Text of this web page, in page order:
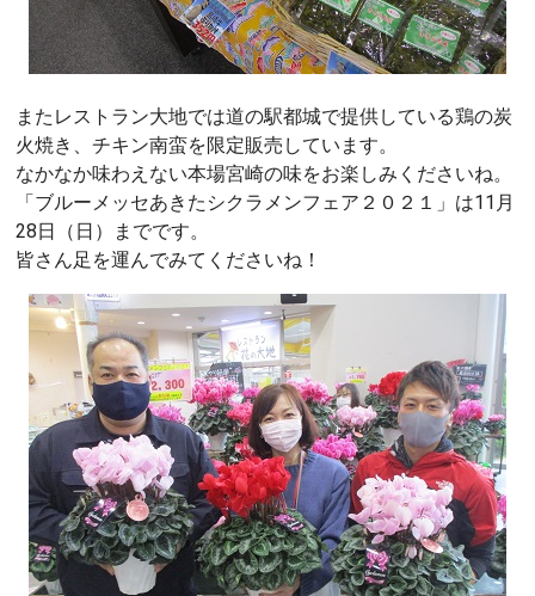
またレストラン大地では道の駅都城で提供している鶏の炭
火焼き、チキン南蛮を限定販売しています。
なかなか味わえない本場宮崎の味をお楽しみくださいね。
「ブルーメッセあきたシクラメンフェア２０２１」は11月
28日（日）までです。
皆さん足を運んでみてくださいね！